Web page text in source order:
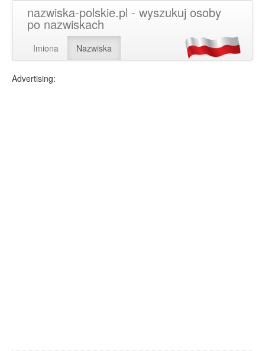
nazwiska-polskie.pl - wyszukuj osoby
po nazwiskach
Imiona Nazwiska
Advertising: